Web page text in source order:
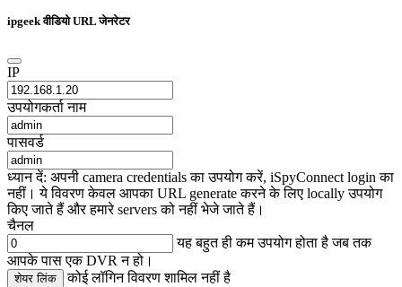
ipgeek वीडियो URL जेनरेटर
IP
उपयोगकर्ता नाम
पासवर्ड
ध्यान दें: अपनी camera credentials का उपयोग करें, iSpyConnect login का
नहीं। ये विवरण केवल आपका URL generate करने के लिए locally उपयोग
किए जाते हैं और हमारे servers को नहीं भेजे जाते हैं।
चैनल
यह बहुत ही कम उपयोग होता है जब तक
आपके पास एक DVR न हो।
शेयर लिंक कोई लॉगिन विवरण शामिल नहीं है